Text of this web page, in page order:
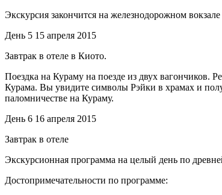
Экскурсия закончится на железнодорожном
День 5 15 апреля 2015
Завтрак в отеле в Киото.
Поездка на Кураму на поезде из двух вагончиков.
Курама. Вы увидите символы Рэйки в храмах и
паломничестве на Кураму.
День 6 16 апреля 2015
Завтрак в отеле
Экскурсионная программа на целый день по
Достопримечательности по программе: